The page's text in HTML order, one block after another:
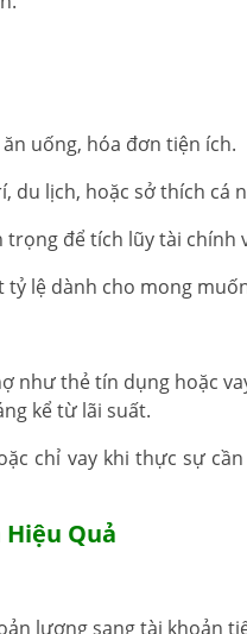
uống, hóa đơn tiện ích.
du lịch, hoặc sở thích cá
để tích lũy tài chính
lệ dành cho mong
như thẻ tín dụng hoặc
kể từ lãi suất.
chỉ vay khi thực sự
Quả
lương sang tài khoản